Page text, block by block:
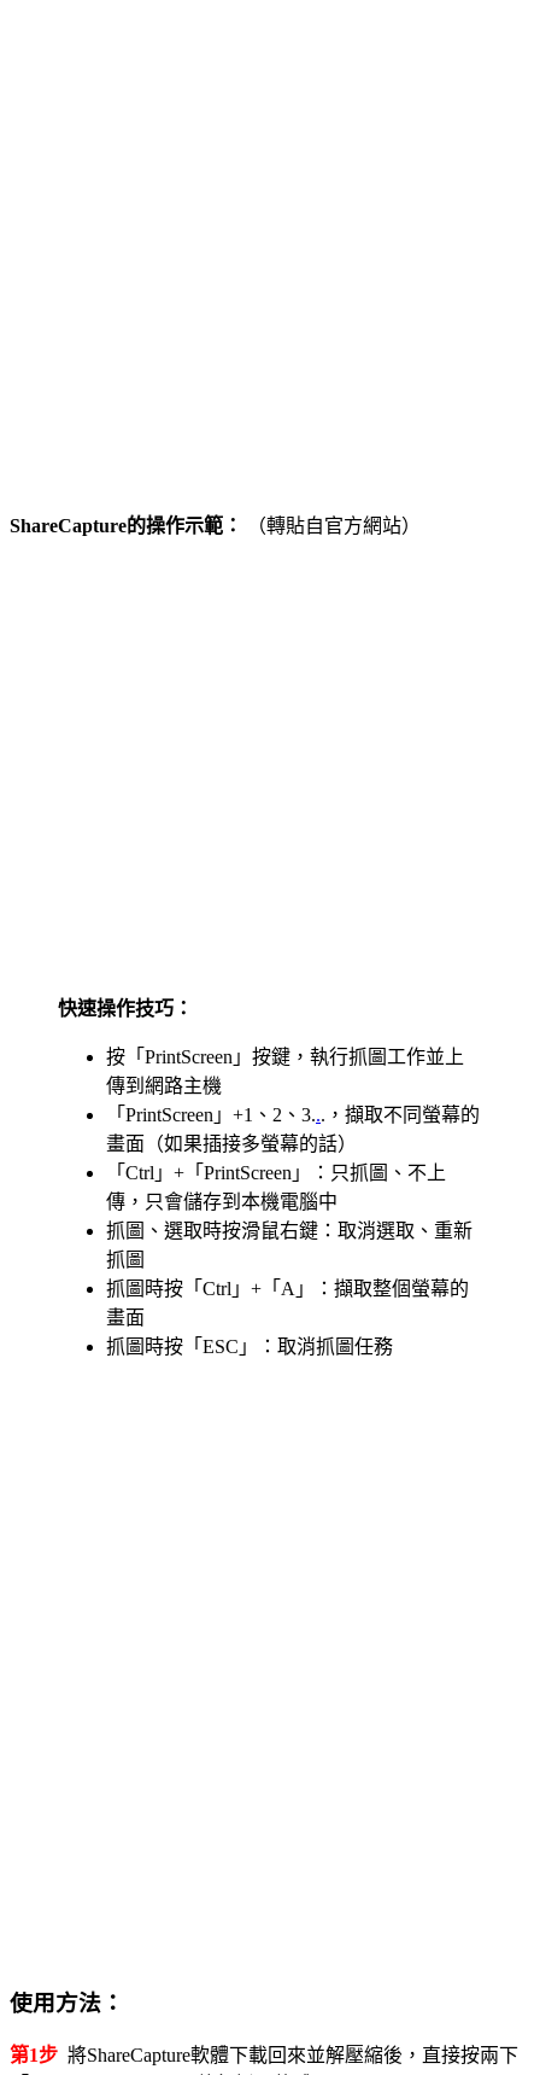
ShareCapture的操作示範： （轉貼自官方網站）
快速操作技巧：
按「PrintScreen」按鍵，執行抓圖工作並上
傳到網路主機
「PrintScreen」+1、2、3...，擷取不同螢幕的
畫面（如果插接多螢幕的話）
「Ctrl」+「PrintScreen」：只抓圖、不上
傳，只會儲存到本機電腦中
抓圖、選取時按滑鼠右鍵：取消選取、重新
抓圖
抓圖時按「Ctrl」+「A」：擷取整個螢幕的
畫面
抓圖時按「ESC」：取消抓圖任務
使用方法：
第1步 將ShareCapture軟體下載回來並解壓縮後，直接按兩下